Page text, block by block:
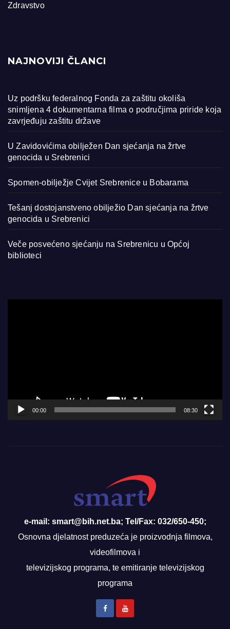
Zdravstvo
NAJNOVIJI ČLANCI
Uz podršku federalnog Fonda za zaštitu okoliša
snimljena 4 dokumentarna filma o područjima priride koja
zavrjeđuju zaštitu države
U Zavidovićima obilježen Dan sjećanja na žrtve
genocida u Srebrenici
Spomen-obilježje Cvijet Srebrenice u Bobarama
Tešanj dostojanstveno obilježio Dan sjećanja na žrtve
genocida u Srebrenici
Veče posvećeno sjećanju na Srebrenicu u Općoj
biblioteci
00:00 08:30
e-mail: smart@bih.net.ba; Tel/Fax: 032/650-450;
Osnovna djelatnost preduzeća je proizvodnja filmova,
videofilmova i
televizijskog programa, te emitiranje televizijskog
programa